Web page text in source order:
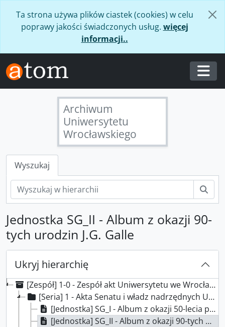
Ta strona używa plików ciastek (cookies) w celu
poprawy jakości świadczonych usług. więcej
informacji..
Archiwum
Uniwersytetu
Wrocławskiego
Wyszukaj
Jednostka SG_II - Album z okazji 90-
tych urodzin J.G. Galle
Ukryj hierarchię
[Zespół] 1-0 - Zespół akt Uniwersytetu we Wrocławiu z lat 1811-1945
[Seria] 1 - Akta Senatu i władz nadrzędnych UWr
[Jednostka] SG_I - Album z okazji 50-lecia pracy J.G. Galle
[Jednostka] SG_II - Album z okazji 90-tych urodzin J.G. Galle